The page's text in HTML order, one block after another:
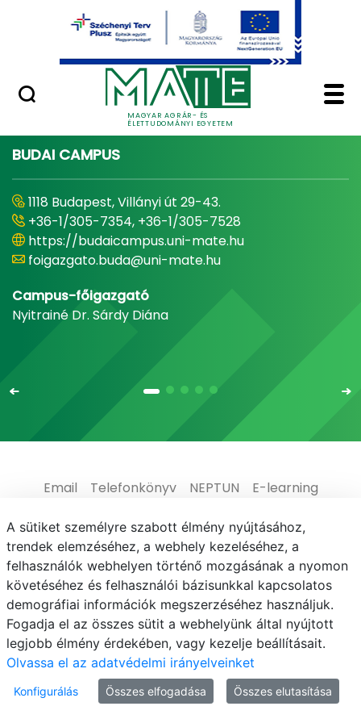
Ugrás a fő tartalomhoz
MAGYAR AGRÁR- ÉS
ÉLETTUDOMÁNYI EGYETEM
Minőségügy
Home - Magyar
BUDAI CAMPUS
1118 Budapest, Villányi út 29-43.
+36-1/305-7354, +36-1/305-7528
https://budaicampus.uni-mate.hu
foigazgato.buda@uni-mate.hu
Campus-főigazgató
Nyitrainé Dr. Sárdy Diána
Email Telefonkönyv NEPTUN
E-learning
Médiaközpont
Informatikai Igazgatóság
Adatvédelem
© MATE 2021
A sütiket személyre szabott élmény nyújtásához,
trendek elemzéséhez, a webhely kezeléséhez, a
felhasználók webhelyen történő mozgásának a nyomon
követéséhez és felhasználói bázisunkkal kapcsolatos
demográfiai információk megszerzéséhez használjuk.
Fogadja el az összes sütit a webhelyünk által nyújtott
legjobb élmény érdekében, vagy kezelje beállításait.
Olvassa el az adatvédelmi irányelveinket
Konfigurálás Összes elfogadása Összes elutasítása